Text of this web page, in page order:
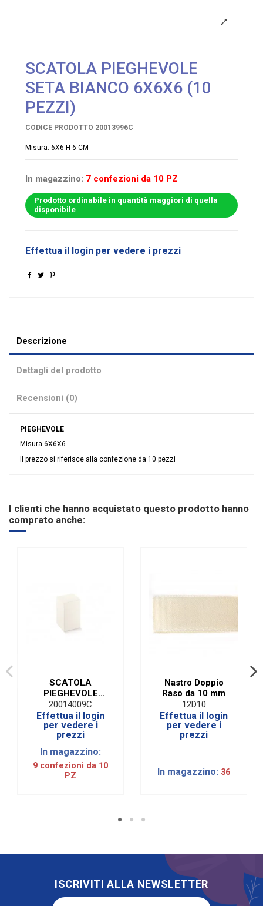
SCATOLA PIEGHEVOLE
SETA BIANCO 6X6X6 (10
PEZZI)
CODICE PRODOTTO 20013996C
Misura: 6X6 H 6 CM
In magazzino: 7 confezioni da 10 PZ
Prodotto ordinabile in quantità maggiori di quella
disponibile
Effettua il login per vedere i prezzi
Descrizione
Dettagli del prodotto
Recensioni (0)
PIEGHEVOLE
Misura 6X6X6
Il prezzo si riferisce alla confezione da 10 pezzi
Tipologia Pieghevoli
I clienti che hanno acquistato questo prodotto hanno
comprato anche:
SCATOLA
PIEGHEVOLE
SETA BIANCO
10X10X10 (10
PEZZI)
20014009C
Effettua il login
per vedere i
prezzi
In magazzino:
9 confezioni da 10
PZ
Nastro Doppio
Raso da 10 mm
12D10
Effettua il login
per vedere i
prezzi
In magazzino: 36
ISCRIVITI ALLA NEWSLETTER